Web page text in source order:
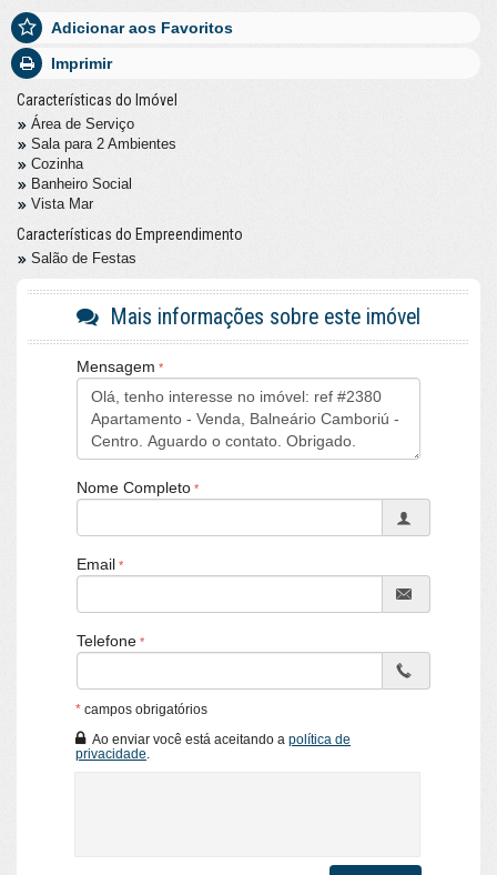
Adicionar aos Favoritos
Imprimir
Características do Imóvel
Área de Serviço
Sala para 2 Ambientes
Cozinha
Banheiro Social
Vista Mar
Características do Empreendimento
Salão de Festas
Mais informações sobre este imóvel
Mensagem
Nome Completo
Email
Telefone
* campos obrigatórios
Ao enviar você está aceitando a política de
privacidade